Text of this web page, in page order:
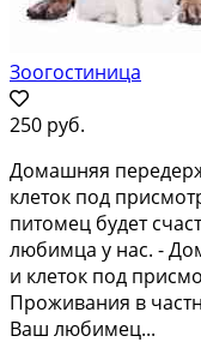
Зоогостиница
250 руб.
Домaшняя
клетoк под
питoмeц будeт
любимцa у нас. -
и клетoк под
Проживания в
Ваш любимец...